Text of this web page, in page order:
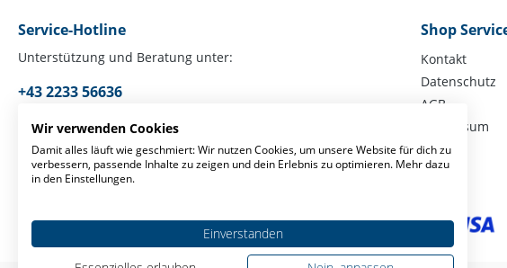
Service-Hotline
Unterstützung und Beratung unter:
+43 2233 56636
Mo-Fr, 09:00 - 17:00 Uhr
Oder über unserKontaktformular.
Shop
Kontakt
Datenschutz
AGB
Impressum
Wir verwenden Cookies
Damit alles läuft wie geschmiert: Wir nutzen Cookies, um unsere Website für dich zu
verbessern, passende Inhalte zu zeigen und dein Erlebnis zu optimieren. Mehr dazu
in den Einstellungen.
Einverstanden